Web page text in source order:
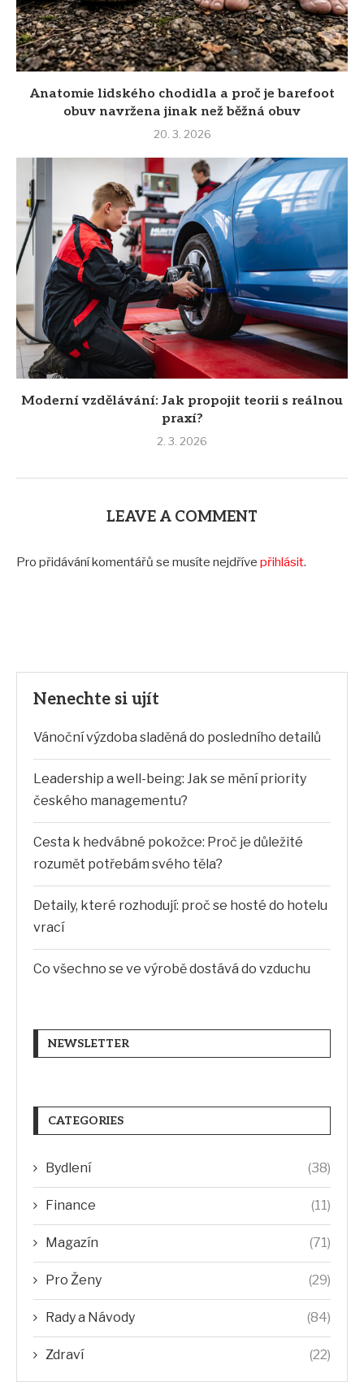
Anatomie lidského chodidla a proč je barefoot
obuv navržena jinak než běžná obuv
20. 3. 2026
Moderní vzdělávání: Jak propojit teorii s reálnou
praxí?
2. 3. 2026
LEAVE A COMMENT
Pro přidávání komentářů se musíte nejdříve přihlásit.
Nenechte si ujít
Vánoční výzdoba sladěná do posledního detailů
Leadership a well-being: Jak se mění priority
českého managementu?
Cesta k hedvábné pokožce: Proč je důležité
rozumět potřebám svého těla?
Detaily, které rozhodují: proč se hosté do hotelu
vrací
Co všechno se ve výrobě dostává do vzduchu
NEWSLETTER
CATEGORIES
Bydlení (38)
Finance (11)
Magazín (71)
Pro Ženy (29)
Rady a Návody (84)
Zdraví (22)